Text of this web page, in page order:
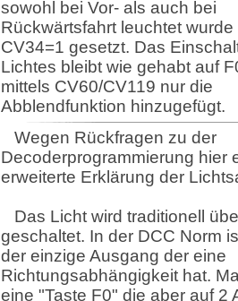
sowohl bei Vor- als auch bei
Rückwärtsfahrt leuchtet
CV34=1 gesetzt. Das
Lichtes bleibt wie gehabt auf
mittels CV60/CV119 nur die
Abblendfunktion hinzugefügt.
Wegen Rückfragen zu der
Decoderprogrammierung hier
erweiterte Erklärung der
Das Licht wird traditionell
geschaltet. In der DCC Norm
der einzige Ausgang der eine
Richtungsabhängigkeit hat.
eine "Taste F0" die aber auf 2